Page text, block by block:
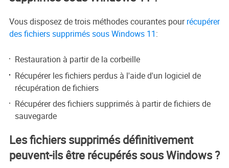
Vous disposez de trois méthodes courantes pourrécupérer
des fichiers supprimés sous Windows 11:
Restauration à partir de la corbeille
Récupérer les fichiers perdus à l'aide d'un logiciel de
récupération de fichiers
Récupérer des fichiers supprimés à partir de fichiers de
sauvegarde
Les fichiers supprimés définitivement
peuvent-ils être récupérés sous Windows ?